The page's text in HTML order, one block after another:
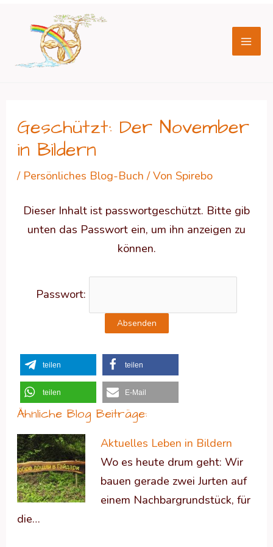
springen
Geschützt: Der November
in Bildern
/ Persönliches Blog-Buch / Von Spirebo
Dieser Inhalt ist passwortgeschützt. Bitte gib
unten das Passwort ein, um ihn anzeigen zu
können.
Passwort:
teilen teilen
teilen E-Mail
Ähnliche Blog Beiträge:
Aktuelles Leben in Bildern
Wo es heute drum geht: Wir
bauen gerade zwei Jurten auf
einem Nachbargrundstück, für
die…